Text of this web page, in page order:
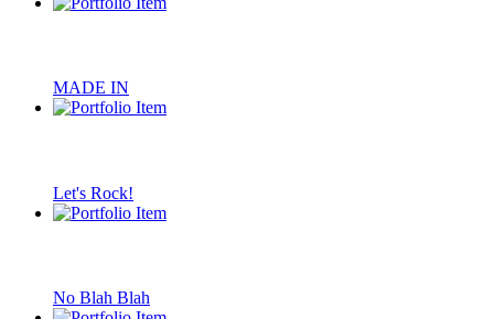
MADE IN
Let's Rock!
No Blah Blah